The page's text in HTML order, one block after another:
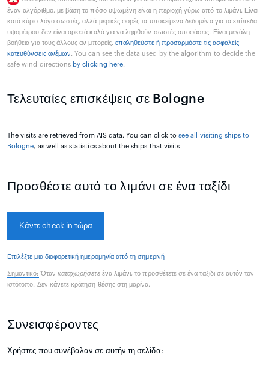
έναν αλγόριθμο, με βάση το πόσο υψωμένη είναι η περιοχή γύρω από το λιμάνι. Είναι
κατά κύριο λόγο σωστές, αλλά μερικές φορές τα υποκείμενα δεδομένα για τα επίπεδα
υψομέτρου δεν είναι αρκετά καλά για να ληφθούν σωστές αποφάσεις. Είναι μεγάλη
βοήθεια για τους άλλους αν μπορείς. επαληθεύστε ή προσαρμόστε τις ασφαλείς
κατευθύνσεις ανέμων. You can see the data used by the algorithm to decide the
safe wind directions by clicking here.
Τελευταίες επισκέψεις σε Bologne
The visits are retrieved from AIS data. You can click tosee all visiting ships to
Bologne, as well as statistics about the ships that visits
Προσθέστε αυτό το λιμάνι σε ένα ταξίδι
Κάντε check in τώρα
Επιλέξτε μια διαφορετική ημερομηνία από τη σημερινή
Σημαντικό: Όταν καταχωρήσετεένα λιμάνι, το προσθέτετε σε ένα ταξίδι σε αυτόν τον
ιστότοπο. Δεν κάνετε κράτηση θέσης στη μαρίνα.
Συνεισφέροντες
Χρήστες που συνέβαλαν σε αυτήν τη σελίδα: